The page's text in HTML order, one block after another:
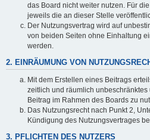
das Board nicht weiter nutzen. Für
jeweils die an dieser Stelle
Der Nutzungsvertrag wird auf
von beiden Seiten ohne Einhaltung
werden.
2. EINRÄUMUNG VON
Mit dem Erstellen eines Beitrags
zeitlich und räumlich
Beitrag im Rahmen des Boards zu
Das Nutzungsrecht nach Punkt 2,
Kündigung des Nutzungsvertrages
3. PFLICHTEN DES NUTZERS